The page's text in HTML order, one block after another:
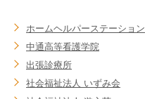
ホームヘルパーステーション
中通高等看護学院
出張診療所
社会福祉法人 いずみ会